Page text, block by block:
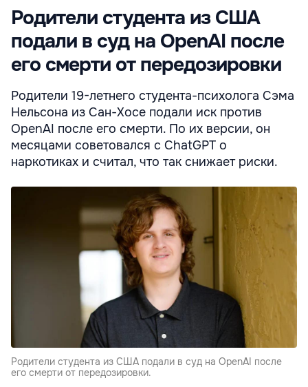
Родители студента из США
подали в суд на OpenAI после
его смерти от передозировки
Родители 19-летнего студента-психолога Сэма
Нельсона из Сан-Хосе подали иск против
OpenAI после его смерти. По их версии, он
месяцами советовался с ChatGPT о
наркотиках и считал, что так снижает риски.
Родители студента из США подали в суд на OpenAI после
его смерти от передозировки.